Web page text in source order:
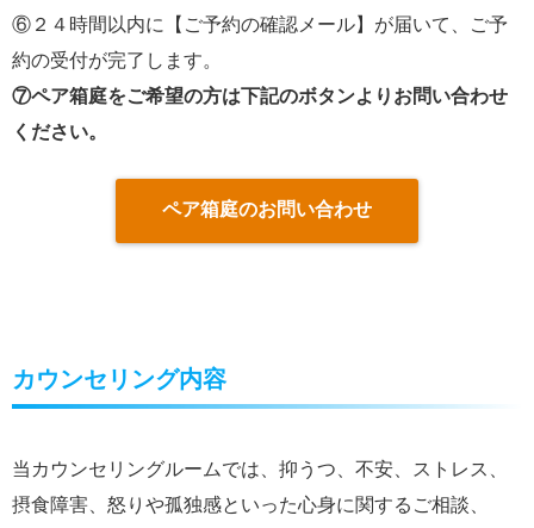
⑥２４時間以内に【ご予約の確認メール】が届いて、ご予
約の受付が完了します。
⑦ペア箱庭をご希望の方は下記のボタンよりお問い合わせ
ください。
ペア箱庭のお問い合わせ
カウンセリング内容
当カウンセリングルームでは、抑うつ、不安、ストレス、
摂食障害、怒りや孤独感といった心身に関するご相談、